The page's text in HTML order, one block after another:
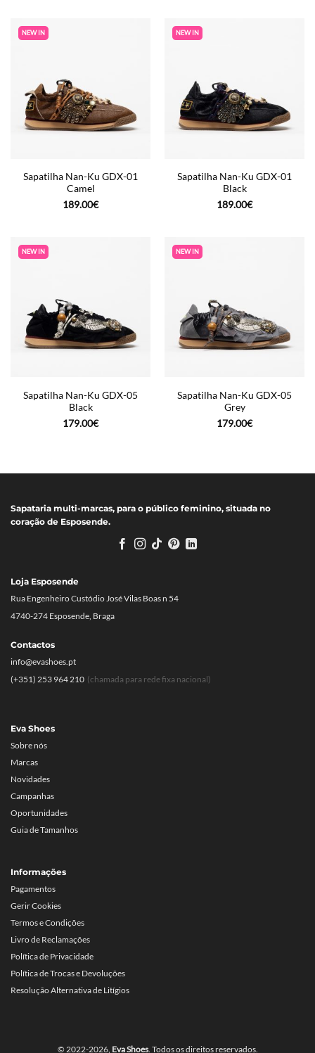
NEW IN
Sapatilha Nan-Ku GDX-01
Camel
189.00€
NEW IN
Sapatilha Nan-Ku GDX-01
Black
189.00€
NEW IN
Sapatilha Nan-Ku GDX-05
Black
179.00€
NEW IN
Sapatilha Nan-Ku GDX-05
Grey
179.00€
Sapataria multi-marcas, para o público feminino, situada no
coração de Esposende.
Eva Shoes
Sobre nós
Marcas
Novidades
Campanhas
Oportunidades
Guia de Tamanhos
Informações
Pagamentos
Gerir Cookies
Termos e Condições
Livro de Reclamações
Política de Privacidade
Política de Trocas e Devoluções
Resolução Alternativa de Litígios
Loja Esposende
Rua Engenheiro Custódio José Vilas Boas n 54
4740-274 Esposende, Braga
Contactos
info@evashoes.pt
(+351) 253 964 210 (chamada para rede fixa nacional)
© 2022-2026, Eva Shoes. Todos os direitos reservados.